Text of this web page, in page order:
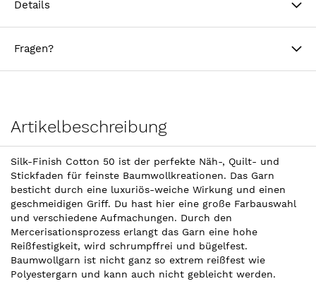
Details
Fragen?
Artikelbeschreibung
Silk-Finish Cotton 50 ist der perfekte Näh-, Quilt- und
Stickfaden für feinste Baumwollkreationen. Das Garn
besticht durch eine luxuriös-weiche Wirkung und einen
geschmeidigen Griff. Du hast hier eine große Farbauswahl
und verschiedene Aufmachungen. Durch den
Mercerisationsprozess erlangt das Garn eine hohe
Reißfestigkeit, wird schrumpffrei und bügelfest.
Baumwollgarn ist nicht ganz so extrem reißfest wie
Polyestergarn und kann auch nicht gebleicht werden.